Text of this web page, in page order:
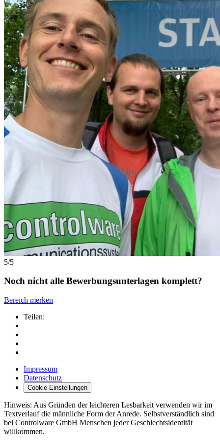
5/5
Noch nicht alle Bewerbungsunterlagen komplett?
Bereich merken
Teilen:
Impressum
Datenschutz
Cookie-Einstellungen
Hinweis: Aus Gründen der leichteren Lesbarkeit verwenden wir im
Textverlauf die männliche Form der Anrede. Selbstverständlich sind
bei Controlware GmbH Menschen jeder Geschlechtsidentität
willkommen.